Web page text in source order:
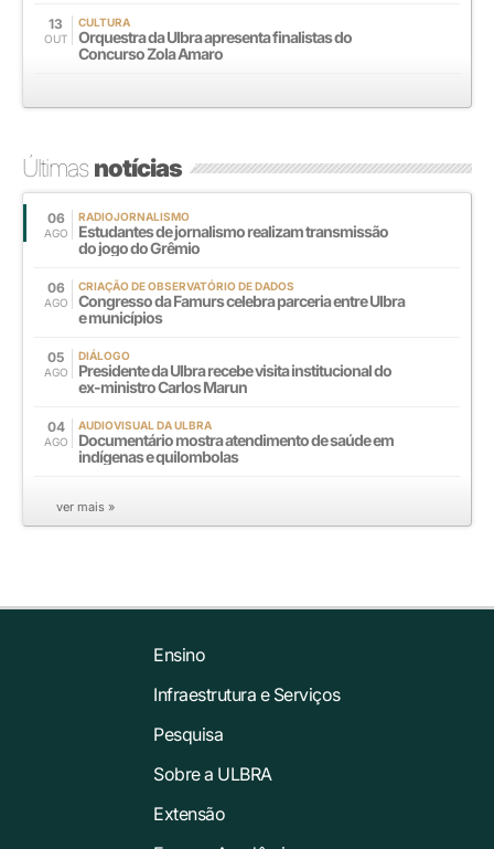
13
OUT
CULTURA
Orquestra da Ulbra apresenta finalistas do
Concurso Zola Amaro
Últimasnotícias
06
AGO
RADIOJORNALISMO
Estudantes de jornalismo realizam transmissão
do jogo do Grêmio
06
AGO
CRIAÇÃO DE OBSERVATÓRIO DE DADOS
Congresso da Famurs celebra parceria entre Ulbra
e municípios
05
AGO
DIÁLOGO
Presidente da Ulbra recebe visita institucional do
ex-ministro Carlos Marun
04
AGO
AUDIOVISUAL DA ULBRA
Documentário mostra atendimento de saúde em
indígenas e quilombolas
ver mais »
Ensino
Infraestrutura e Serviços
Pesquisa
Sobre a ULBRA
Extensão